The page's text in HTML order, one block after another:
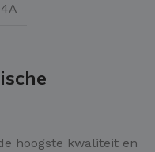
hoogste kwaliteit en